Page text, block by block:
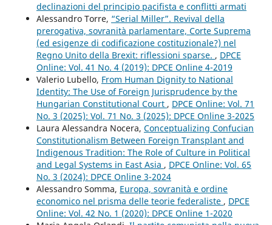
declinazioni del principio pacifista e conflitti armati
Alessandro Torre, “Serial Miller”. Revival della
prerogativa, sovranità parlamentare, Corte Suprema
(ed esigenze di codificazione costituzionale?) nel
Regno Unito della Brexit: riflessioni sparse. , DPCE
Online: Vol. 41 No. 4 (2019): DPCE Online 4-2019
Valerio Lubello, From Human Dignity to National
Identity: The Use of Foreign Jurisprudence by the
Hungarian Constitutional Court , DPCE Online: Vol. 71
No. 3 (2025): Vol. 71 No. 3 (2025): DPCE Online 3-2025
Laura Alessandra Nocera, Conceptualizing Confucian
Constitutionalism Between Foreign Transplant and
Indigenous Tradition: The Role of Culture in Political
and Legal Systems in East Asia , DPCE Online: Vol. 65
No. 3 (2024): DPCE Online 3-2024
Alessandro Somma, Europa, sovranità e ordine
economico nel prisma delle teorie federaliste , DPCE
Online: Vol. 42 No. 1 (2020): DPCE Online 1-2020